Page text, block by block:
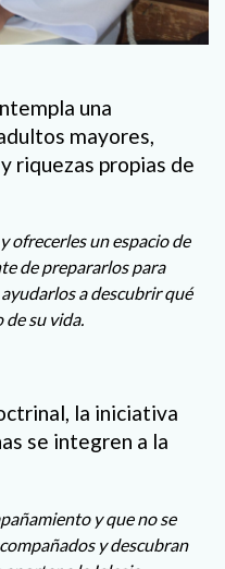
una
mayores,
riquezas propias de
ofrecerles un espacio de
de prepararlos para
a descubrir qué
de su vida.
la iniciativa
se integren a la
y que no se
y descubran